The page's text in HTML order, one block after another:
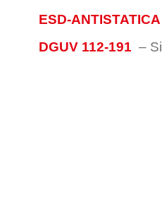
ESD-ANTISTATICA
DGUV 112-191 – Si